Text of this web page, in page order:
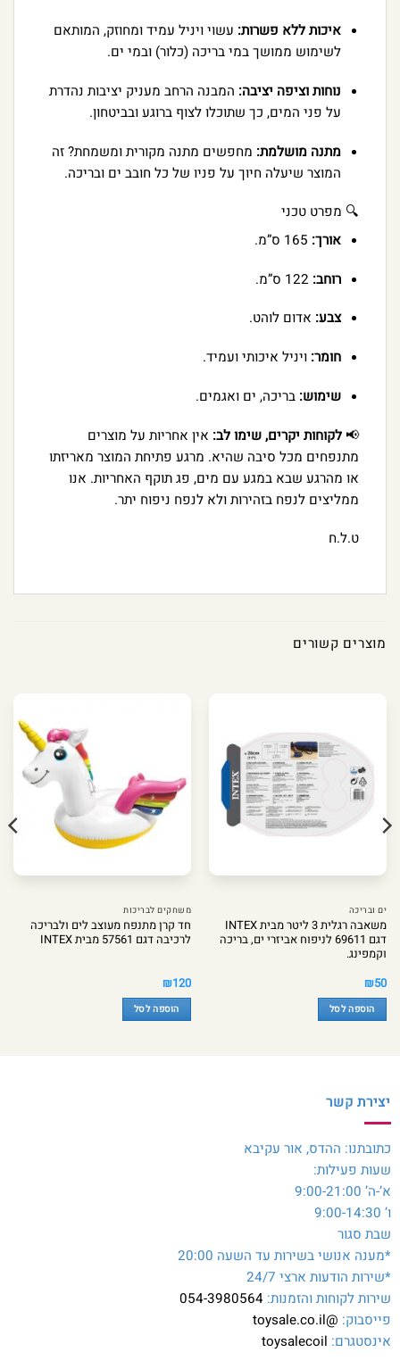
איכות ללא פשרות: עשוי ויניל עמיד ומחוזק, המותאם
לשימוש ממושך במי בריכה (כלור) ובמי ים.
נוחות וציפה יציבה: המבנה הרחב מעניק יציבות נהדרת
על פני המים, כך שתוכלו לצוף ברוגע ובביטחון.
מתנה מושלמת: מחפשים מתנה מקורית ומשמחת? זה
המוצר שיעלה חיוך על פניו של כל חובב ים ובריכה.
🔍 מפרט טכני
אורך:
רוחב:
צבע: אדום לוהט.
חומר: ויניל איכותי ועמיד.
שימוש: בריכה, ים ואגמים.
📢 לקוחות יקרים, שימו לב: אין אחריות על מוצרים
מתנפחים מכל סיבה שהיא. מרגע פתיחת המוצר מאריזתו
או מהרגע שבא במגע עם מים, פג תוקף האחריות. אנו
ממליצים לנפח בזהירות ולא לנפח ניפוח יתר.
ט.ל.ח
מוצרים קשורים
ים ובריכה
משאבה רגלית 3 ליטר מבית INTEX
דגם 69611 לניפוח אביזרי ים, בריכה
וקמפינג.
₪50
הוספה לסל
משחקים לבריכות
חד קרן מתנפח מעוצב לים ולבריכה
לרכיבה דגם 57561 מבית INTEX
₪120
הוספה לסל
יצירת קשר
כתובתנו: ההדס, אור עקיבא
שעות פעילות:
א’-ה’ 9:00-21:00
ו’ 9:00-14:30
שבת סגור
*מענה אנושי בשירות עד השעה 20:00
*שירות הודעות ארצי 24/7
שירות לקוחות והזמנות: 054-3980564
פייסבוק: @toysale.co.il
אינסטגרם: toysalecoil